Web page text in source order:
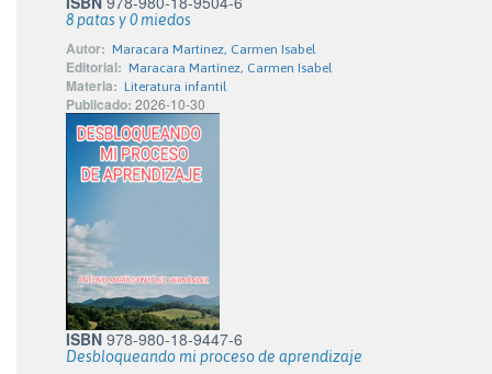
8 patas y 0 miedos
Autor: Maracara Martinez, Carmen Isabel
Editorial: Maracara Martínez, Carmen Isabel
Materia: Literatura infantil
Publicado: 2026-10-30
ISBN 978-980-18-9447-6
Desbloqueando mi proceso de aprendizaje